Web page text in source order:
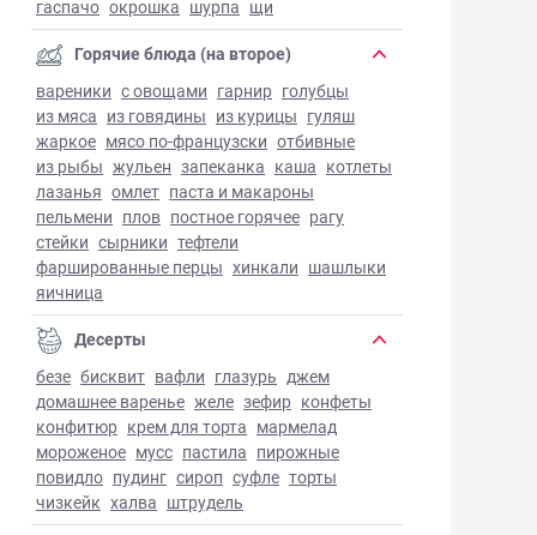
гаспачо окрошка шурпа щи
Горячие блюда (на второе)
вареники с овощами гарнир голубцы
из мяса из говядины из курицы гуляш
жаркое мясо по-французски отбивные
из рыбы жульен запеканка каша котлеты
лазанья омлет паста и макароны
пельмени плов постное горячее рагу
стейки сырники тефтели
фаршированные перцы хинкали шашлыки
яичница
Десерты
безе бисквит вафли глазурь джем
домашнее варенье желе зефир конфеты
конфитюр крем для торта мармелад
мороженое мусс пастила пирожные
повидло пудинг сироп суфле торты
чизкейк халва штрудель